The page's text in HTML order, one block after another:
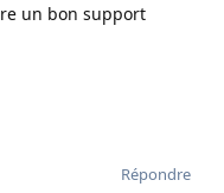
un bon support
Répondre